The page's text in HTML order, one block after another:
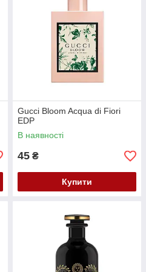
Gucci Bloom Acqua di Fiori
EDP
В наявності
45 ₴
Купити